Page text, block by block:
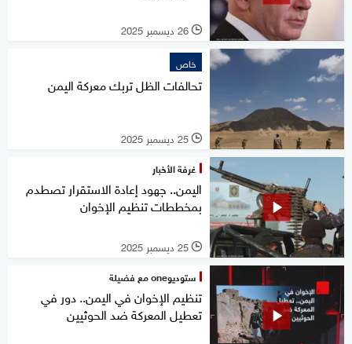
l 26 ديسمبر 2025
خاص
تحالفات الظل تربك معركة اليمن
l 25 ديسمبر 2025
غرفة الأخبار
اليمن.. جهود إعادة الاستقرار تصطدم
بمخططات تنظيم الإخوان
l 25 ديسمبر 2025
ستوديوone مع فضيلة
تنظيم الإخوان في اليمن.. دور في
تعطيل المعركة ضد الحوثيين